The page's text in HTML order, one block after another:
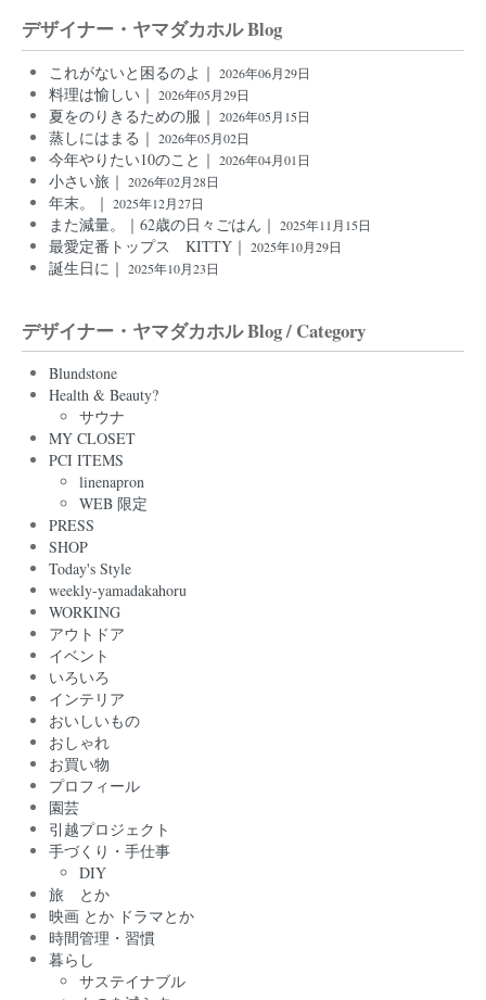
デザイナー・ヤマダカホル Blog
これがないと困るのよ｜ 2026年06月29日
料理は愉しい｜ 2026年05月29日
夏をのりきるための服｜ 2026年05月15日
蒸しにはまる｜ 2026年05月02日
今年やりたい10のこと｜ 2026年04月01日
小さい旅｜ 2026年02月28日
年末。｜ 2025年12月27日
また減量。｜62歳の日々ごはん｜ 2025年11月15日
最愛定番トップス KITTY｜ 2025年10月29日
誕生日に｜ 2025年10月23日
デザイナー・ヤマダカホル Blog / Category
Blundstone
Health & Beauty?
サウナ
MY CLOSET
PCI ITEMS
linenapron
WEB 限定
PRESS
SHOP
Today's Style
weekly-yamadakahoru
WORKING
アウトドア
イベント
いろいろ
インテリア
おいしいもの
おしゃれ
お買い物
プロフィール
園芸
引越プロジェクト
手づくり・手仕事
DIY
旅 とか
映画 とか ドラマとか
時間管理・習慣
暮らし
サステイナブル